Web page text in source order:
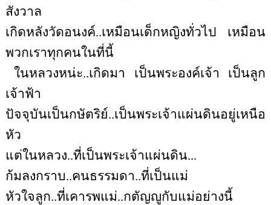
สังวาล
เกิดหลังวัดอนงค์..เหมือนเด็กหญิงทั่วไป เหมือน
พวกเราทุกคนในที่นี้
ในหลวงหน่ะ..เกิดมา เป็นพระองค์เจ้า เป็นลูก
เจ้าฟ้า
ปัจจุบันเป็นกษัตริย์..เป็นพระเจ้าแผ่นดินอยู่เหนือ
หัว
แต่ในหลวง..ที่เป็นพระเจ้าแผ่นดิน...
ก้มลงกราบ..คนธรรมดา..ที่เป็นแม่
หัวใจลูก..ที่เคารพแม่..กตัญญูกับแม่อย่างนี้